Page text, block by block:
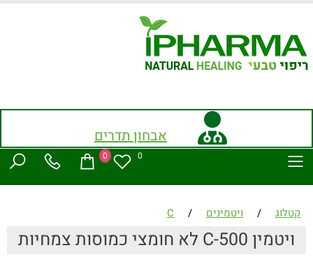
אבחון תדרים
0 0
קטלוג / ויטמינים /
C
ויטמין C-500 לא חומצי כמוסות צמחיות